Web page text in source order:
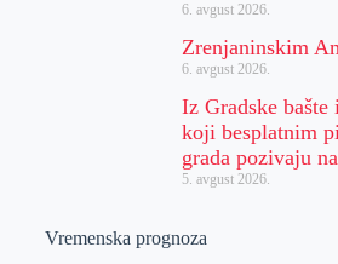
6. avgust 2026.
Zrenjaninskim
6. avgust 2026.
Iz Gradske
koji besplatnim
grada pozivaju
5. avgust 2026.
Vremenska prognoza